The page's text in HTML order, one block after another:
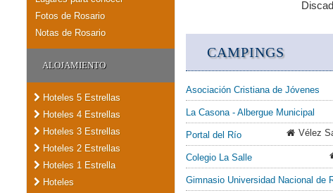
Fotos de Rosario
Notas de Rosario
ALOJAMIENTO
Hoteles 5 Estrellas
Hoteles 4 Estrellas
Hoteles 3 Estrellas
Hoteles 2 Estrellas
Hoteles 1 Estrella
Hoteles
CAMPINGS
Asociación Cristiana de Jóvenes
La Casona - Albergue Municipal
Portal del Río Vélez
Colegio La Salle
Gimnasio Universidad Nacional de